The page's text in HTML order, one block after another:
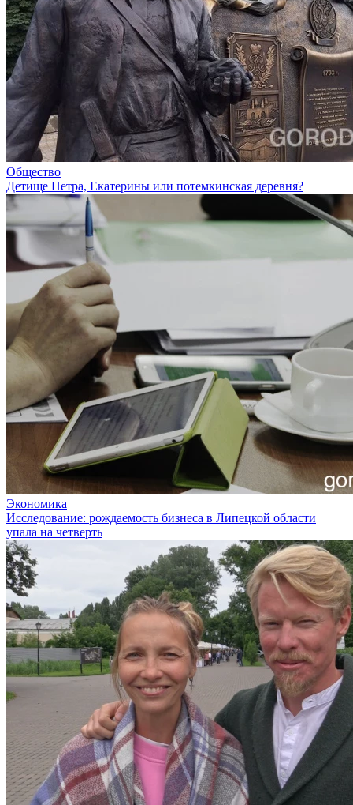
Общество
Детище Петра, Екатерины или потемкинская деревня?
Экономика
Исследование: рождаемость бизнеса в Липецкой области
упала на четверть